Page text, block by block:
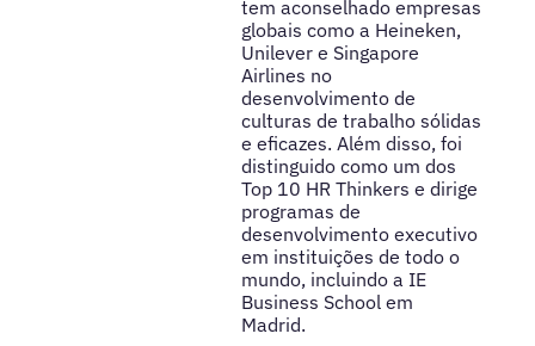
tem aconselhado empresas
globais como a Heineken,
Unilever e Singapore
Airlines no
desenvolvimento de
culturas de trabalho sólidas
e eficazes. Além disso, foi
distinguido como um dos
Top 10 HR Thinkers e dirige
programas de
desenvolvimento executivo
em instituições de todo o
mundo, incluindo a IE
Business School em
Madrid.